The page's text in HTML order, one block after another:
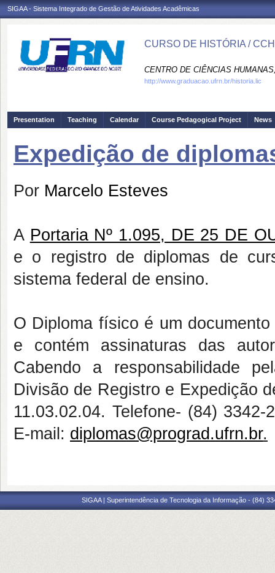
SIGAA - Sistema Integrado de Gestão de Atividades Acadêmicas
CURSO DE HISTÓRIA /
CENTRO DE CIÊNCIAS
http://www.graduacao.ufrn.br/historia.lic
Presentation Teaching Calendar Course Pedagogical Project News
Expedição de
Por Marcelo Esteves
A Portaria Nº 1.095, DE 25 DE
e o registro de diplomas de
sistema federal de ensino.
O Diploma físico é um
e contém assinaturas das
Cabendo a responsabilidade
Divisão de Registro e Expedição
11.03.02.04. Telefone- (84)
E-mail: diplomas@prograd.ufrn.br.
SIGAA | Superintendência de Tecnologia da Informação - (84)